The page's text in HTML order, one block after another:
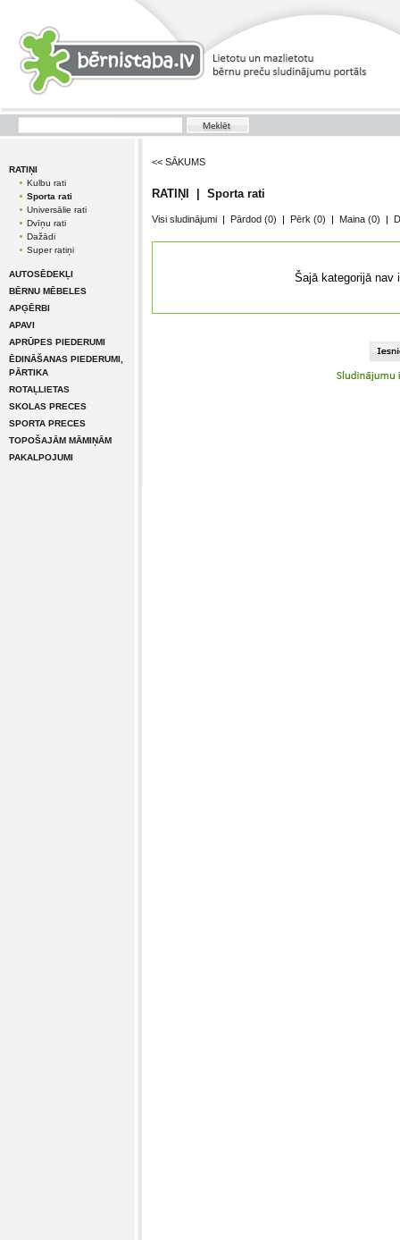
RATIŅI
Kulbu rati
Sporta rati
Universālie rati
Dvīņu rati
Dažādi
Super ratiņi
AUTOSĒDEKĻI
BĒRNU MĒBELES
APĢĒRBI
APAVI
APRŪPES PIEDERUMI
ĒDINĀŠANAS PIEDERUMI,
PĀRTIKA
ROTAĻLIETAS
SKOLAS PRECES
SPORTA PRECES
TOPOŠAJĀM MĀMIŅĀM
PAKALPOJUMI
<< SĀKUMS
RATIŅI | Sporta rati
Visi sludinājumi | Pārdod (0) | Pērk (0) | Maina (0) |
Šajā kategorijā nav